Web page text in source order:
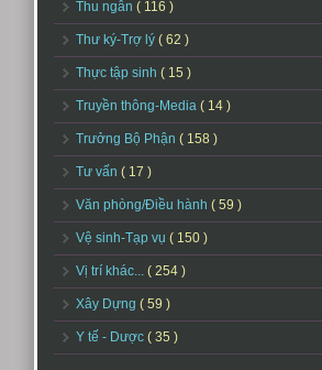
Thu ngân ( 116 )
Thư ký-Trợ lý ( 62 )
Thực tập sinh ( 15 )
Truyền thông-Media ( 14 )
Trưởng Bộ Phận ( 158 )
Tư vấn ( 17 )
Văn phòng/Điều hành ( 59 )
Vệ sinh-Tạp vụ ( 150 )
Vị trí khác... ( 254 )
Xây Dựng ( 59 )
Y tế - Dược ( 35 )